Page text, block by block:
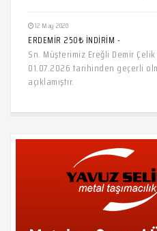
12 May 2020
ERDEMİR 250₺ İNDİRİM -
Sn. Müşterimiz Ereğli Demir
01.07.2026 tarihinden geçerli
açıklamıştır.